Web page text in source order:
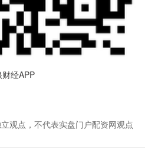
经APP
观点，不代表实盘门户配资网观点